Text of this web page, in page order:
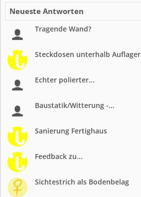
Neueste Antworten
Tragende Wand?
Steckdosen unterhalb Auflager
Echter polierter...
Baustatik/Witterung -...
Sanierung Fertighaus
Feedback zu...
Sichtestrich als Bodenbelag